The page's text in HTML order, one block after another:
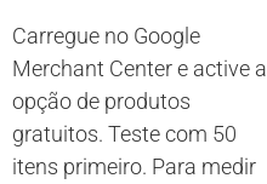
Carregue no Google
Merchant Center e active a
opção de produtos
gratuitos. Teste com 50
itens primeiro. Para medir